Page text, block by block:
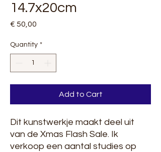
14.7x20cm
€ 50,00
Quantity *
Add to Cart
Dit kunstwerkje maakt deel uit
van de Xmas Flash Sale. Ik
verkoop een aantal studies op